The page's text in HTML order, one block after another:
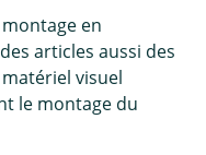
en
articles aussi des
visuel
le montage du